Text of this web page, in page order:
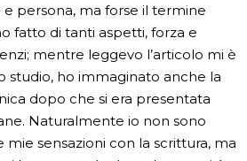
persona, ma forse il termine
fatto di tanti aspetti, forza e
mentre leggevo l’articolo mi è
studio, ho immaginato anche la
dopo che si era presentata
Naturalmente io non sono
mie sensazioni con la scrittura, ma